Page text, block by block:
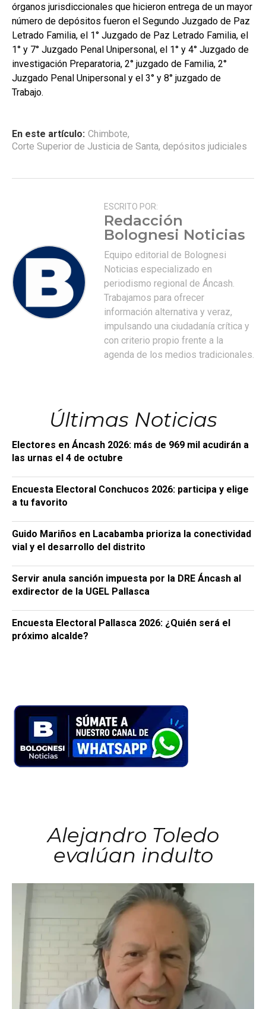
órganos jurisdiccionales que hicieron entrega de un mayor
número de depósitos fueron el Segundo Juzgado de Paz
Letrado Familia, el 1° Juzgado de Paz Letrado Familia, el
1° y 7° Juzgado Penal Unipersonal, el 1° y 4° Juzgado de
investigación Preparatoria, 2° juzgado de Familia, 2°
Juzgado Penal Unipersonal y el 3° y 8° juzgado de
Trabajo.
En este artículo: Chimbote,
Corte Superior de Justicia de Santa, depósitos judiciales
ESCRITO POR:
Redacción
Bolognesi Noticias
Equipo editorial de Bolognesi
Noticias especializado en
periodismo regional de Áncash.
Trabajamos para ofrecer
información alternativa y veraz,
impulsando una ciudadanía crítica y
con criterio propio frente a la
agenda de los medios tradicionales.
Últimas Noticias
Electores en Áncash 2026: más de 969 mil acudirán a
las urnas el 4 de octubre
Encuesta Electoral Conchucos 2026: participa y elige
a tu favorito
Guido Mariños en Lacabamba prioriza la conectividad
vial y el desarrollo del distrito
Servir anula sanción impuesta por la DRE Áncash al
exdirector de la UGEL Pallasca
Encuesta Electoral Pallasca 2026: ¿Quién será el
próximo alcalde?
Alejandro Toledo
evalúan indulto